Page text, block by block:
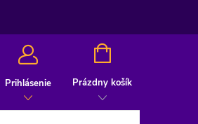
Prihlásenie
NÁKUPNÝ
Prázdny košík